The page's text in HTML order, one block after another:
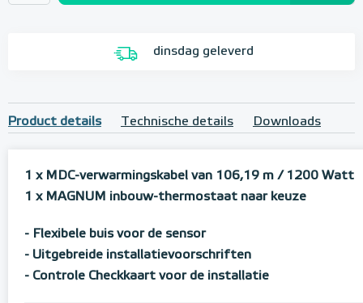
dinsdag geleverd
Product details Technische details Downloads
1 x MDC-verwarmingskabel van 106,19 m / 1200 Watt
1 x MAGNUM inbouw-thermostaat naar keuze
- Flexibele buis voor de sensor
- Uitgebreide installatievoorschriften
- Controle Checkkaart voor de installatie